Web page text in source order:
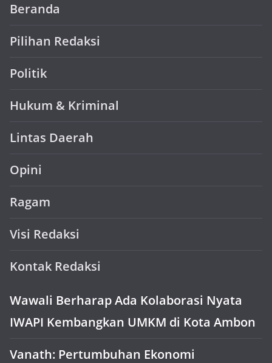
Beranda
Pilihan Redaksi
Politik
Hukum & Kriminal
Lintas Daerah
Opini
Ragam
Visi Redaksi
Kontak Redaksi
Wawali Berharap Ada Kolaborasi Nyata
IWAPI Kembangkan UMKM di Kota Ambon
Vanath: Pertumbuhan Ekonomi